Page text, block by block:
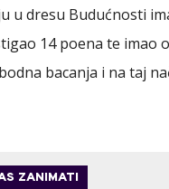
u dresu Budućnosti
14 poena te imao
bacanja i na taj
ZANIMATI